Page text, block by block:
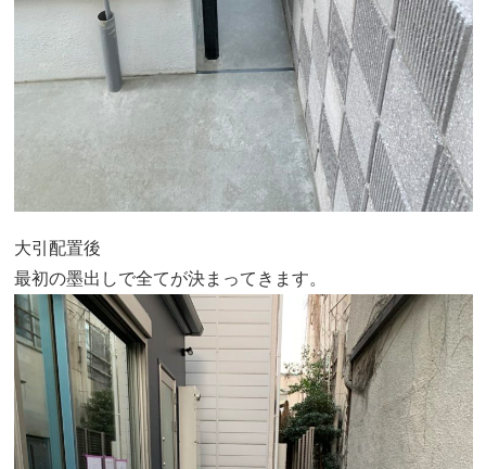
大引配置後
最初の墨出しで全てが決まってきます。